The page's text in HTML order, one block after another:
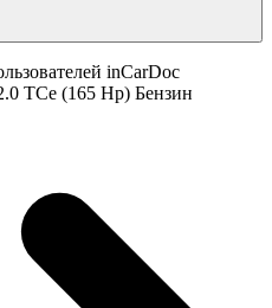
inCarDoc
TCe (165 Hp) Бензин